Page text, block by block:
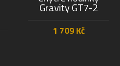
Gravity GT7-2
1 709Kč